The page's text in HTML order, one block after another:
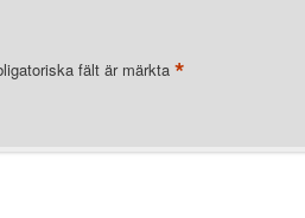
fält är märkta *